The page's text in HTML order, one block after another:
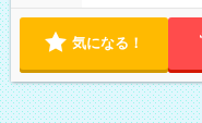
気になる！